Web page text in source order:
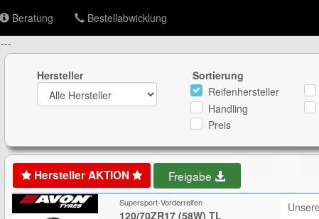
Beratung Bestellabwicklung
---
Hersteller
Sortierung
Reifenhersteller
Handling
Preis
Hersteller AKTION Freigabe
Supersport-Vorderreifen
120/70ZR17 (58W) TL